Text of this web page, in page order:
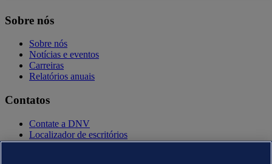
Sobre nós
Sobre nós
Notícias e eventos
Carreiras
Relatórios anuais
Contatos
Contate a DNV
Localizador de escritórios
Contatos para imprensa